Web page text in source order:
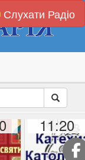
Слухати Радіо
11:20